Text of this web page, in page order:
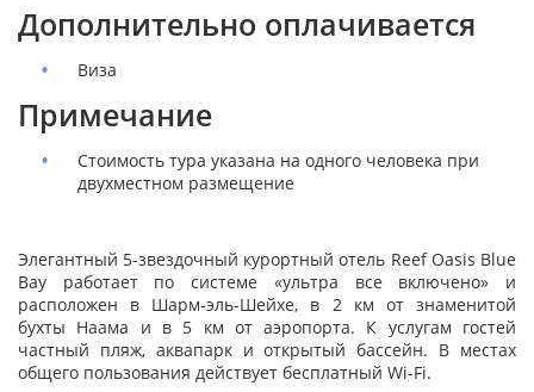
Дополнительно оплачивается
Виза
Примечание
Стоимость тура указана на одного человека при
двухместном размещение
Элегантный 5-звездочный курортный отель Reef Oasis Blue
Bay работает по системе «ультра все включено» и
расположен в Шарм-эль-Шейхе, в 2 км от знаменитой
бухты Наама и в 5 км от аэропорта. К услугам гостей
частный пляж, аквапарк и открытый бассейн. В местах
общего пользования действует бесплатный Wi-Fi.